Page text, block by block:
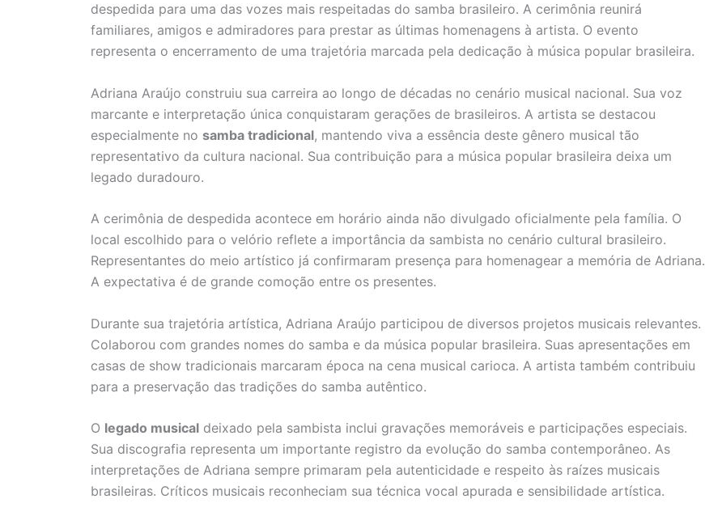
despedida para uma das vozes mais respeitadas do samba brasileiro. A cerimônia reunirá
familiares, amigos e admiradores para prestar as últimas homenagens à artista. O evento
representa o encerramento de uma trajetória marcada pela dedicação à música popular brasileira.
Adriana Araújo construiu sua carreira ao longo de décadas no cenário musical nacional. Sua voz
marcante e interpretação única conquistaram gerações de brasileiros. A artista se destacou
especialmente no samba tradicional, mantendo viva a essência deste gênero musical tão
representativo da cultura nacional. Sua contribuição para a música popular brasileira deixa um
legado duradouro.
A cerimônia de despedida acontece em horário ainda não divulgado oficialmente pela família. O
local escolhido para o velório reflete a importância da sambista no cenário cultural brasileiro.
Representantes do meio artístico já confirmaram presença para homenagear a memória de Adriana.
A expectativa é de grande comoção entre os presentes.
Durante sua trajetória artística, Adriana Araújo participou de diversos projetos musicais relevantes.
Colaborou com grandes nomes do samba e da música popular brasileira. Suas apresentações em
casas de show tradicionais marcaram época na cena musical carioca. A artista também contribuiu
para a preservação das tradições do samba autêntico.
O legado musical deixado pela sambista inclui gravações memoráveis e participações especiais.
Sua discografia representa um importante registro da evolução do samba contemporâneo. As
interpretações de Adriana sempre primaram pela autenticidade e respeito às raízes musicais
brasileiras. Críticos musicais reconheciam sua técnica vocal apurada e sensibilidade artística.